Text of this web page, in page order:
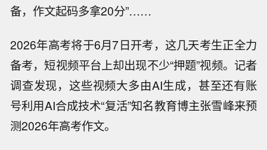
备，作文起码多拿20分”……
2026年高考将于6月7日开考，这几天考生正全力
备考，短视频平台上却出现不少“押题”视频。记者
调查发现，这些视频大多由AI生成，甚至还有账
号利用AI合成技术“复活”知名教育博主张雪峰来预
测2026年高考作文。